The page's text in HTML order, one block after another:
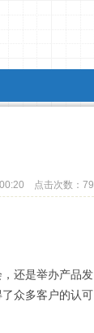
点击次数：79
还是举办产品发
众多客户的认可